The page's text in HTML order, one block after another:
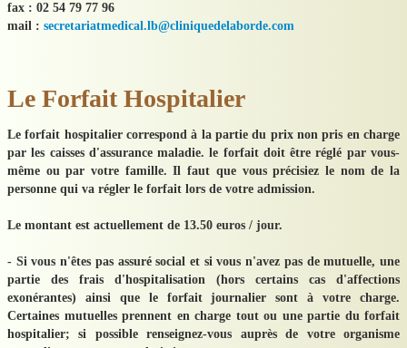
fax : 02 54 79 77 96
mail : secretariatmedical.lb@cliniquedelaborde.com
Le Forfait Hospitalier
Le forfait hospitalier correspond à la partie du prix non pris en charge
par les caisses d'assurance maladie. le forfait doit être réglé par vous-
même ou par votre famille. Il faut que vous précisiez le nom de la
personne qui va régler le forfait lors de votre admission.
Le montant est actuellement de 13.50 euros / jour.
- Si vous n'êtes pas assuré social et si vous n'avez pas de mutuelle, une
partie des frais d'hospitalisation (hors certains cas d'affections
exonérantes) ainsi que le forfait journalier sont à votre charge.
Certaines mutuelles prennent en charge tout ou une partie du forfait
hospitalier; si possible renseignez-vous auprès de votre organisme